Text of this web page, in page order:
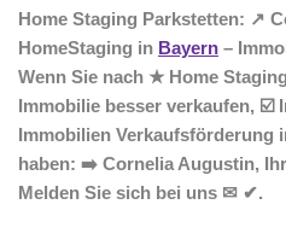
Home Staging Parkstetten: ↗️
HomeStaging in Bayern –
Wenn Sie nach ★ Home
Immobilie besser verkaufen, ☑️
Immobilien Verkaufsförderung
haben: ➡️ Cornelia Augustin,
Melden Sie sich bei uns ✉ ✔.